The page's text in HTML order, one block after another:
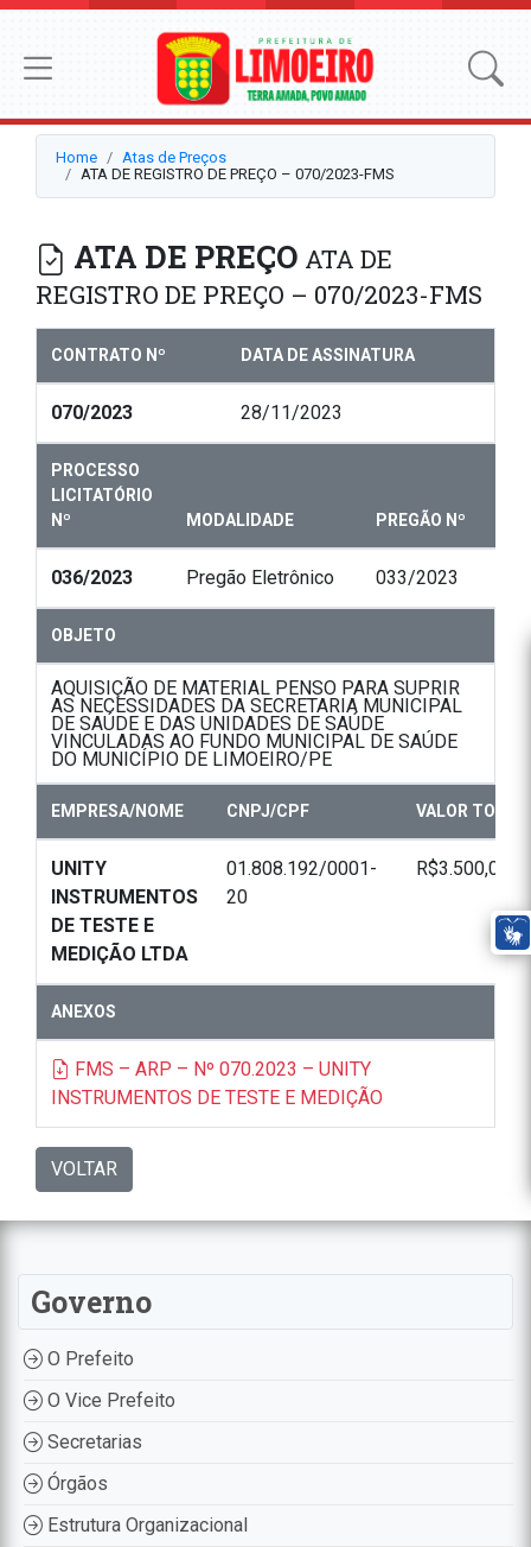
Home
Atas de Preços
ATA DE REGISTRO DE PREÇO – 070/2023-FMS
ATA DE PREÇO ATA DE
REGISTRO DE PREÇO – 070/2023-FMS
CONTRATO Nº DATA DE ASSINATURA
070/2023 28/11/2023
PROCESSO
LICITATÓRIO
Nº
MODALIDADE PREGÃO Nº
036/2023 Pregão Eletrônico 033/2023
OBJETO
AQUISIÇÃO DE MATERIAL PENSO PARA SUPRIR
AS NECESSIDADES DA SECRETARIA MUNICIPAL
DE SAÚDE E DAS UNIDADES DE SAÚDE
VINCULADAS AO FUNDO MUNICIPAL DE SAÚDE
DO MUNICÍPIO DE LIMOEIRO/PE
EMPRESA/NOME CNPJ/CPF VALOR TOTAL
UNITY
INSTRUMENTOS
DE TESTE E
MEDIÇÃO LTDA
01.808.192/0001-
20
R$3.500,00
ANEXOS
FMS – ARP – Nº 070.2023 – UNITY
INSTRUMENTOS DE TESTE E MEDIÇÃO
VOLTAR
Governo
O Prefeito
O Vice Prefeito
Secretarias
Órgãos
Estrutura Organizacional